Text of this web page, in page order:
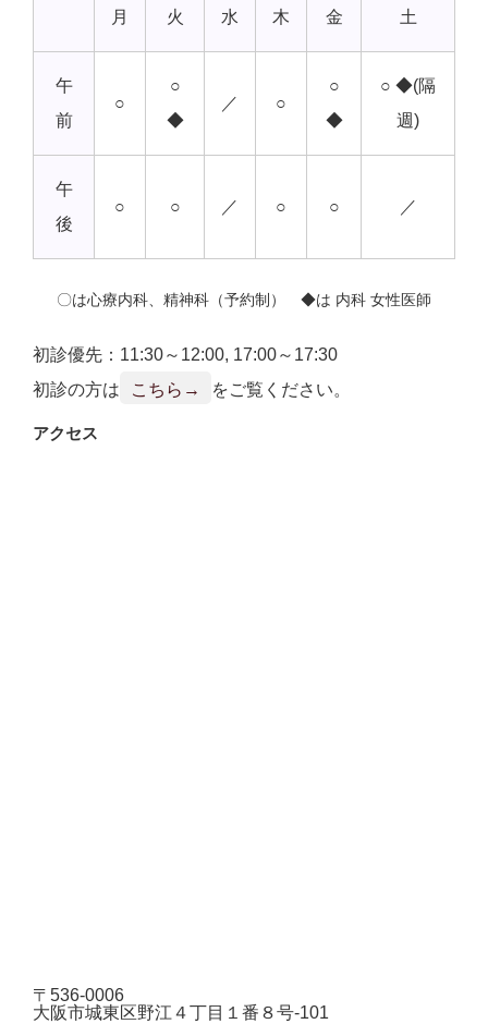
月 火 水 木 金 土
午
前
○
○
◆
／ ○
○
◆
○ ◆(隔
週)
午
後
○ ○ ／ ○ ○ ／
〇は心療内科、精神科（予約制） ◆は 内科 女性医師
初診優先：11:30～12:00, 17:00～17:30
初診の方は
こちら→ をご覧ください。
アクセス
〒536-0006
大阪市城東区野江４丁目１番８号-101